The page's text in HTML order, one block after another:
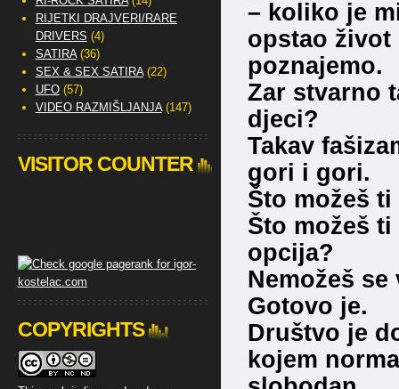
– koliko je
opstao život
poznajemo.
Zar stvarno
djeci?
Takav
gori i gori.
Što možeš
Što možeš
opcija?
Nemožeš
Gotovo je.
Društvo je
kojem
RIJETKI DRAJVERI/RARE
DRIVERS (4)
SATIRA(36)
SEX & SEX SATIRA(22)
UFO(57)
VIDEO RAZMIŠLJANJA(147)
VISITOR COUNTER
COPYRIGHTS